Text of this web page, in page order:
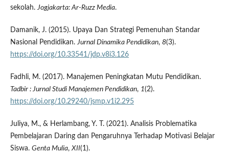
sekolah.Jogjakarta: Ar-Ruzz Media.
Damanik, J. (2015). Upaya Dan Strategi Pemenuhan Standar
Nasional Pendidikan.Jurnal Dinamika Pendidikan, 8(3).
https://doi.org/10.33541/jdp.v8i3.126
Fadhli, M. (2017). Manajemen Peningkatan Mutu Pendidikan.
Tadbir : Jurnal Studi Manajemen Pendidikan, 1(2).
https://doi.org/10.29240/jsmp.v1i2.295
Juliya, M., & Herlambang, Y. T. (2021). Analisis Problematika
Pembelajaran Daring dan Pengaruhnya Terhadap Motivasi Belajar
Siswa. Genta Mulia,XII(1).